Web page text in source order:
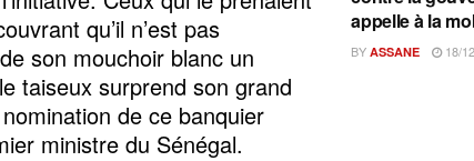
qu’il n’est pas
son mouchoir blanc un
taiseux surprend son grand
de ce banquier
ministre du Sénégal.
appelle à la
BY ASSANE 18/